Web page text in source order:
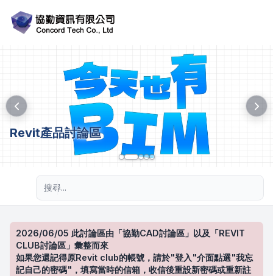
Revit產品討論區
2026/06/05 此討論區由「協勤CAD討論區」以及「REVIT
CLUB討論區」彙整而來
如果您還記得原Revit club的帳號，請於"登入"介面點選"我忘
記自己的密碼"，填寫當時的信箱，收信後重設新密碼或重新註